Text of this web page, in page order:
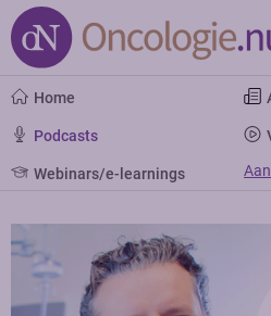
Home
Podcasts
Webinars/e-learnings